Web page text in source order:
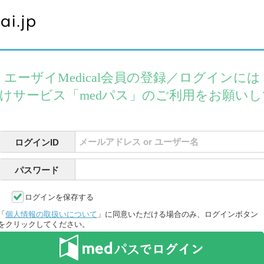
エーザイMedical会員の登録／ログインには
サービス「medパス」のご利用をお願いし
ログインID
パスワード
ログインを保存する
個人情報の取扱いについて 」に同意いただける場合のみ、ログインボタン
クリックしてください。